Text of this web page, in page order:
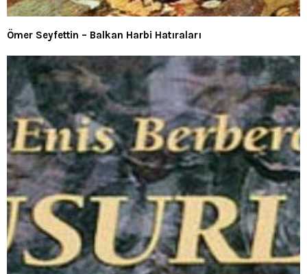
Ömer Seyfettin – Balkan Harbi Hatıraları